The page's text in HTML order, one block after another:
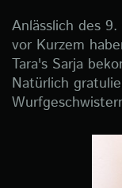
Anlässlich des
vor Kurzem
Tara's Sarja
Natürlich